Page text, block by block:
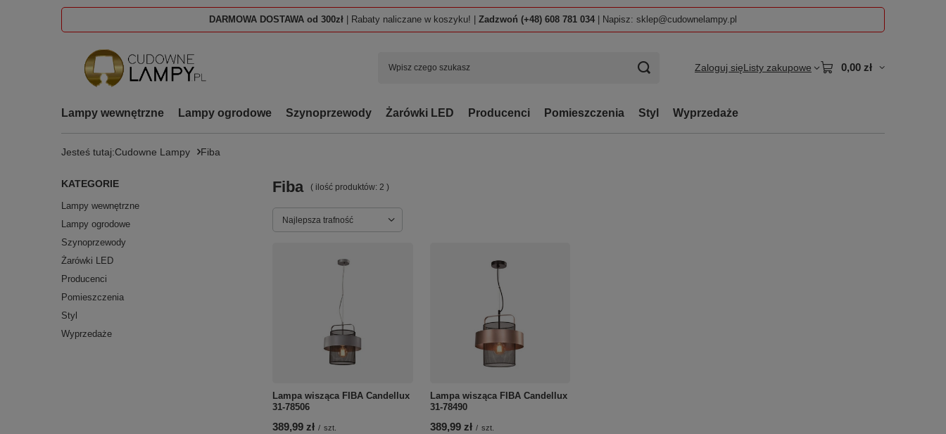
DARMOWA DOSTAWA od 300zł | Rabaty naliczane w koszyku! | Zadzwoń (+48) 608 781 034 | Napisz: sklep@cudownelampy.pl
Zaloguj sięListy zakupowe 0,00 zł
Lampy wewnętrzne Lampy ogrodowe Szynoprzewody Żarówki LED Producenci Pomieszczenia Styl Wyprzedaże
Jesteś tutaj:Cudowne Lampy Fiba
KATEGORIE
Lampy wewnętrzne
Lampy ogrodowe
Szynoprzewody
Żarówki LED
Producenci
Pomieszczenia
Styl
Wyprzedaże
Fiba ( ilość produktów: 2 )
Zmień sortowanie
Najlepsza trafność
Lampa wisząca FIBA Candellux
31-78506
389,99 zł / szt.
Lampa wisząca FIBA Candellux
31-78490
389,99 zł / szt.